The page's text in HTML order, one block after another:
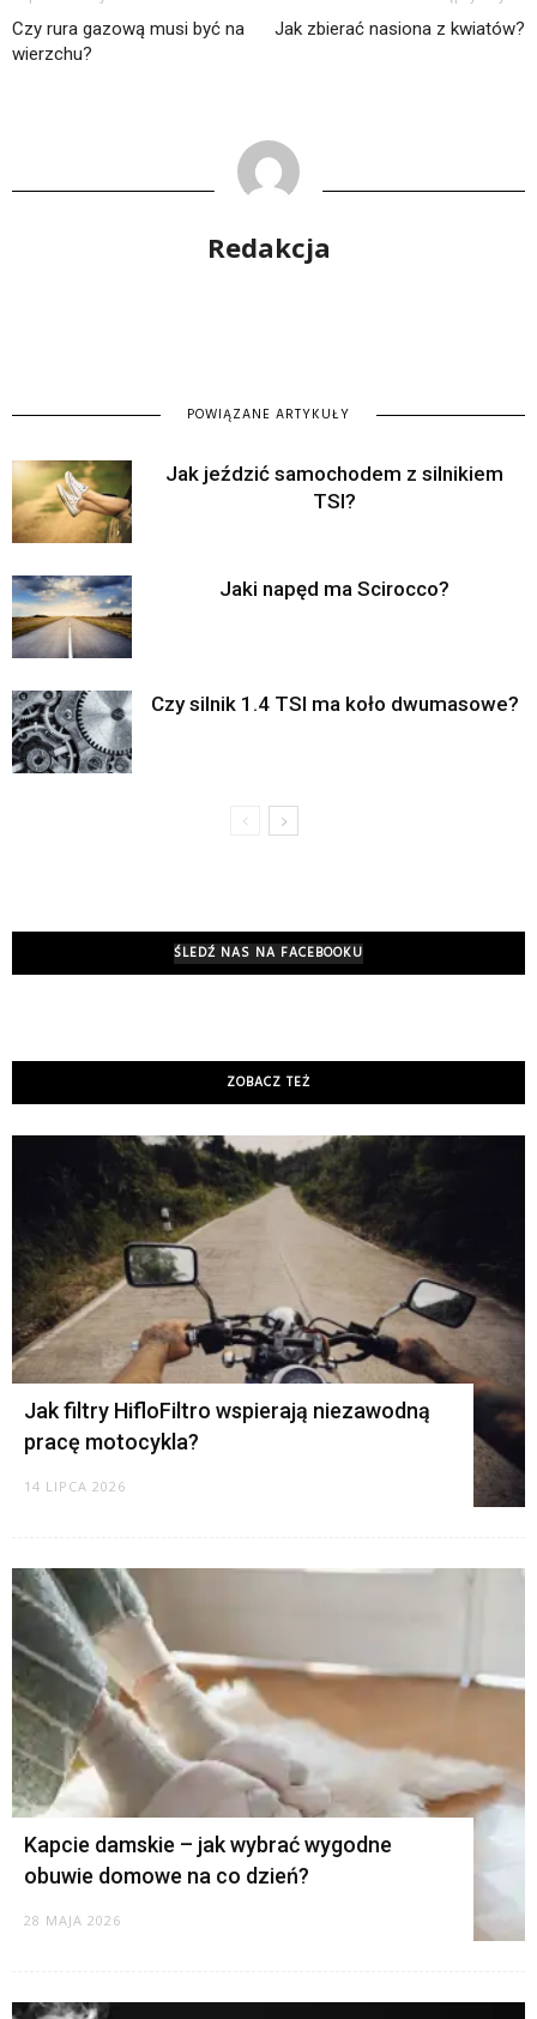
Czy rura gazową musi być na
wierzchu?
Jak zbierać nasiona z kwiatów?
Redakcja
POWIĄZANE ARTYKUŁY
Jak jeździć samochodem z silnikiem
TSI?
Jaki napęd ma Scirocco?
Czy silnik 1.4 TSI ma koło dwumasowe?
ŚLEDŹ NAS NA FACEBOOKU
ZOBACZ TEŻ
Jak filtry HifloFiltro wspierają niezawodną
pracę motocykla?
14 LIPCA 2026
Kapcie damskie – jak wybrać wygodne
obuwie domowe na co dzień?
28 MAJA 2026